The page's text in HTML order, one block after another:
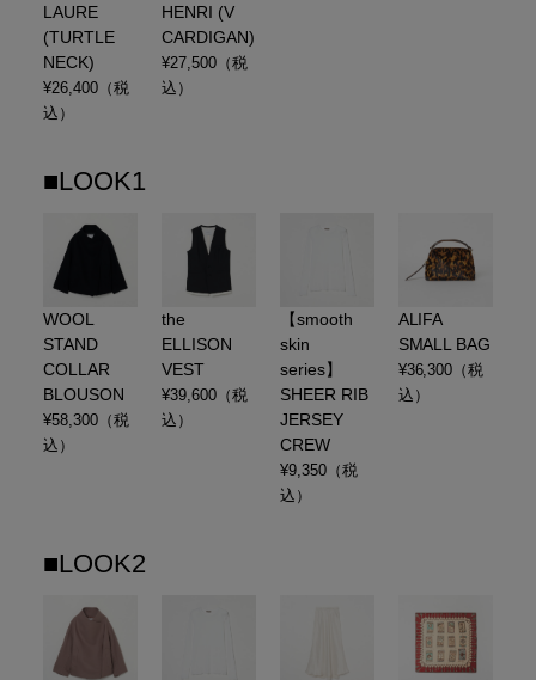
LAURE
(TURTLE
NECK)
¥26,400（税
込）
HENRI (V
CARDIGAN)
¥27,500（税
込）
■LOOK1
WOOL
STAND
COLLAR
BLOUSON
¥58,300（税
込）
the
ELLISON
VEST
¥39,600（税
込）
【smooth
skin
series】
SHEER RIB
JERSEY
CREW
¥9,350（税
込）
ALIFA
SMALL BAG
¥36,300 （税
込）
■LOOK2